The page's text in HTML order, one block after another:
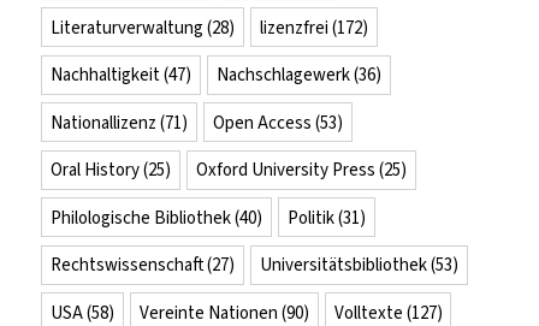
Literaturverwaltung (28) lizenzfrei (172)
Nachhaltigkeit(47) Nachschlagewerk(36)
Nationallizenz (71) Open Access (53)
Oral History(25) Oxford University Press (25)
Philologische Bibliothek(40) Politik(31)
Rechtswissenschaft(27) Universitätsbibliothek(53)
USA(58) Vereinte Nationen (90) Volltexte (127)